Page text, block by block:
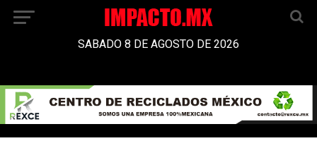
SABADO 8 DE AGOSTO DE 2026